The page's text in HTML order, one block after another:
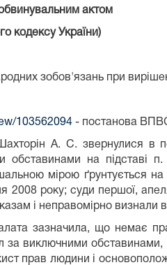
актом
кодексу України)
зобов'язань при
103562094 - постанова
А. С. звернулися в
обставинами на підставі
мірою ґрунтується
2008 року; суди першої,
і неправомірно визнали
зазначила, що немає
за виключними
прав людини і